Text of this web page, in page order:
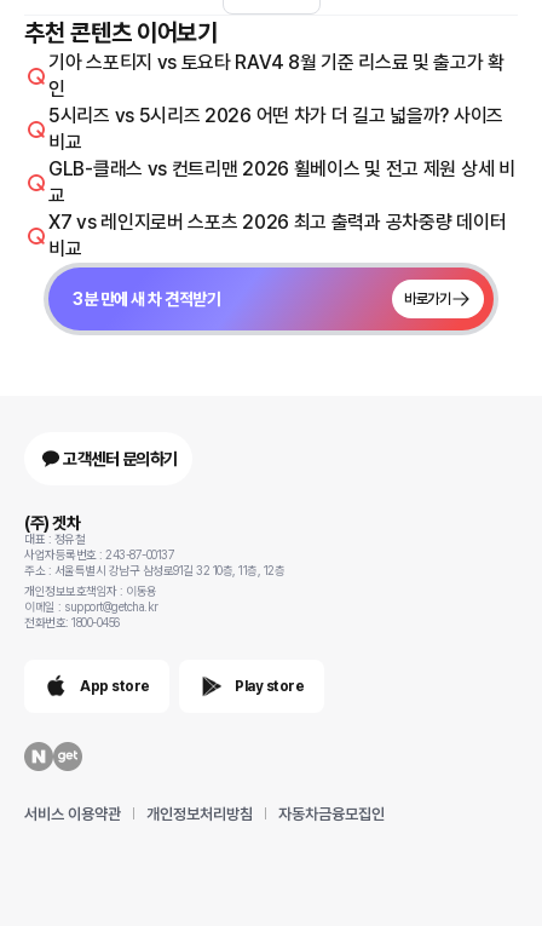
추천 콘텐츠 이어보기
기아 스포티지 vs 토요타 RAV4 8월 기준 리스료 및 출고가 확
인
5시리즈 vs 5시리즈 2026 어떤 차가 더 길고 넓을까? 사이즈
비교
GLB-클래스 vs 컨트리맨 2026 휠베이스 및 전고 제원 상세 비
교
X7 vs 레인지로버 스포츠 2026 최고 출력과 공차중량 데이터
비교
3분 만에 새 차 견적받기 바로가기
고객센터 문의하기
(주) 겟차
대표 : 정유철
사업자등록번호 : 243-87-00137
주소 : 서울특별시 강남구 삼성로91길 32 10층, 11층, 12층
개인정보보호책임자 : 이동용
이메일 : support@getcha.kr
전화번호: 1800-0456
App store Play store
서비스 이용약관 개인정보처리방침 자동차금융모집인